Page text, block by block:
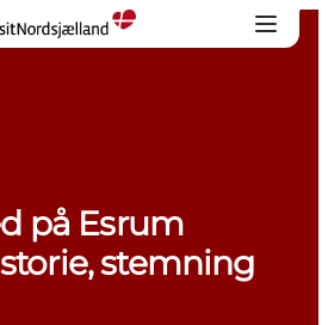
på Esrum
stemning